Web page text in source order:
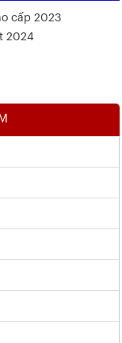
cấp 2023
2024